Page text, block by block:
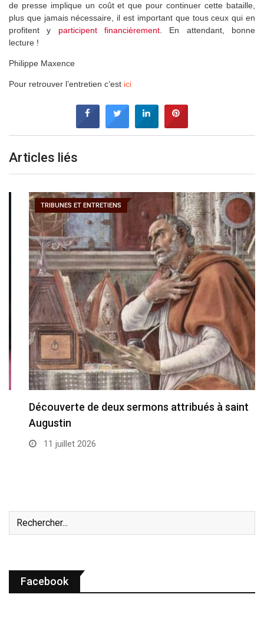
de presse implique un coût et que pour continuer cette bataille,
plus que jamais nécessaire, il est important que tous ceux qui en
profitent y participent financièrement. En attendant, bonne
lecture !
Philippe Maxence
Pour retrouver l’entretien c’est ici
Articles liés
TRIBUNES ET ENTRETIENS
Découverte de deux sermons attribués à saint
Augustin
11 juillet 2026
Facebook